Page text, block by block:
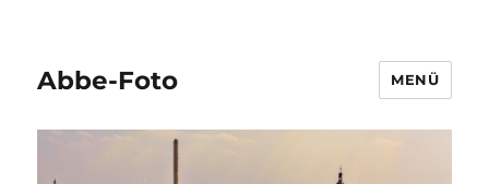
Abbe-Foto MENÜ